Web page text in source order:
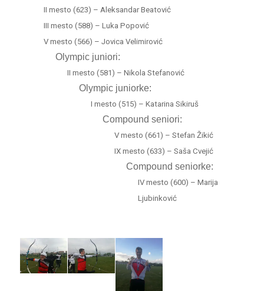
II mesto (623) – Aleksandar Beatović
III mesto (588) – Luka Popović
V mesto (566) – Jovica Velimirović
Olympic juniori:
II mesto (581) – Nikola Stefanović
Olympic juniorke:
I mesto (515) – Katarina Sikiruš
Compound seniori:
V mesto (661) – Stefan Žikić
IX mesto (633) – Saša Cvejić
Compound seniorke:
IV mesto (600) – Marija
Ljubinković